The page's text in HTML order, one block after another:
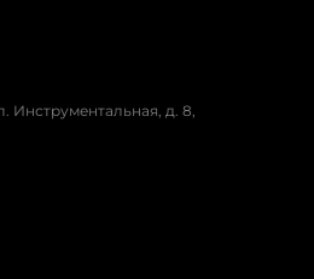
Инструментальная, д. 8,